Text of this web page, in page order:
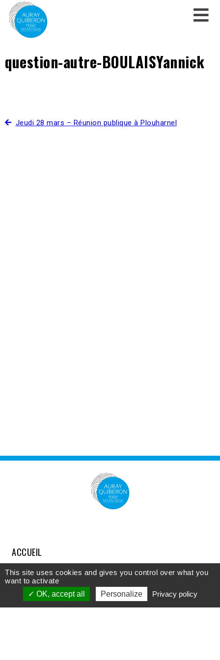
question-autre-BOULAISYannick
Jeudi 28 mars – Réunion publique à Plouharnel
ACCUEIL
COMPRENDRE
DÉCOUVRIR
This site uses cookies and gives you control over what you
want to activate
OK, accept all
Personalize Privacy policy